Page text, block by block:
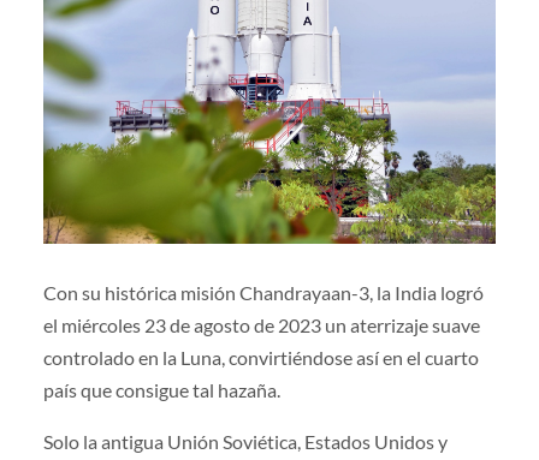
Con su histórica misión Chandrayaan-3, la India logró
el miércoles 23 de agosto de 2023 un aterrizaje suave
controlado en la Luna, convirtiéndose así en el cuarto
país que consigue tal hazaña.
Solo la antigua Unión Soviética, Estados Unidos y